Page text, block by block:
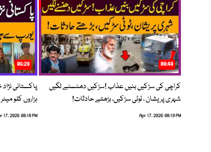
08:48
کراچی کی سڑکیں بنیں عذاب !سڑکیں دھنسنے لگیں
شہری پریشان ، ٹوٹی سڑکیں، بڑھتے حادثات!
Apr 17, 2026 08:19 PM
06:28
پاکستانی
ہزاروں کلو
17, 2026 08:18 PM